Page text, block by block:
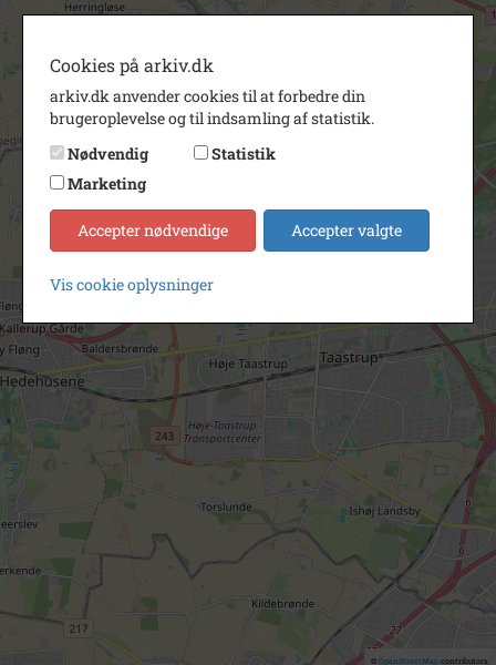
© OpenStreetMapcontributors.
Cookies på arkiv.dk
arkiv.dk anvender cookies til at forbedre din
brugeroplevelse og til indsamling af statistik.
Nødvendig
Statistik
Marketing
Accepter nødvendige Accepter valgte
Vis cookie oplysninger